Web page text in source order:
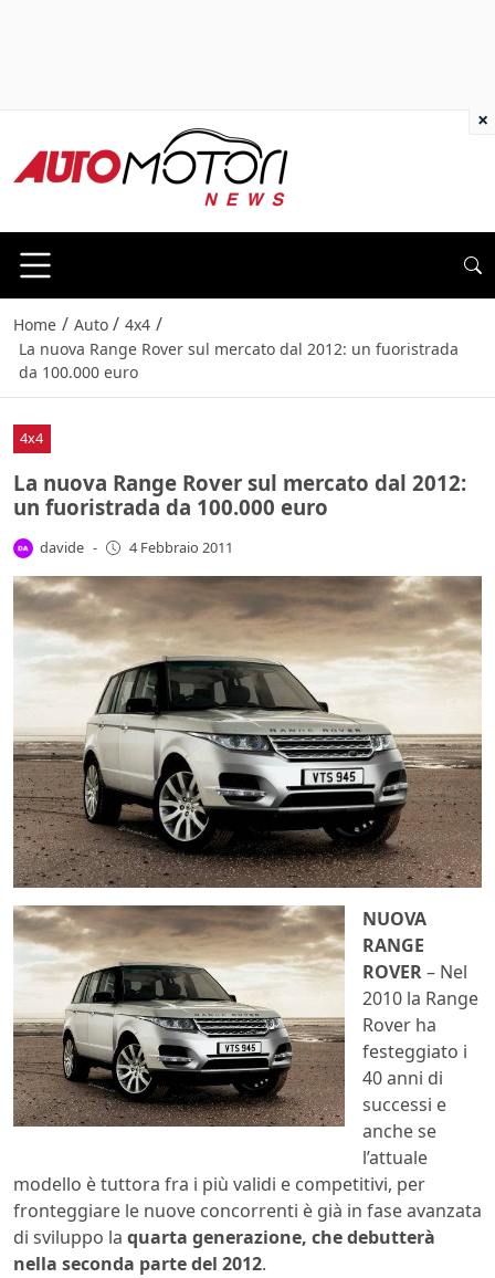
Home / Auto / 4x4 /
La nuova Range Rover sul mercato dal 2012: un fuoristrada
da 100.000 euro
4x4
La nuova Range Rover sul mercato dal 2012:
un fuoristrada da 100.000 euro
davide - 4 Febbraio 2011
NUOVA
RANGE
ROVER– Nel
2010 la Range
Rover ha
festeggiato i
40 anni di
successi e
anche se
l’attuale
modello è tuttora fra i più validi e competitivi, per
fronteggiare le nuove concorrenti è già in fase avanzata
di sviluppo la quarta generazione, che debutterà
nella seconda parte del 2012.
×